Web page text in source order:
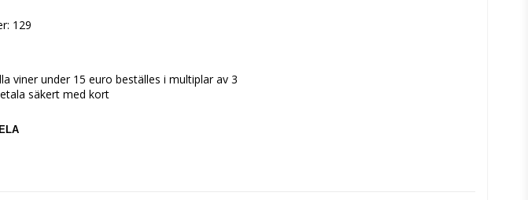
129
viner under 15 euro beställes i multiplar av 3
säkert med kort